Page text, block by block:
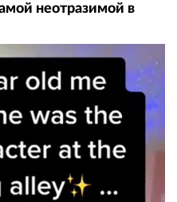
неотразимой в